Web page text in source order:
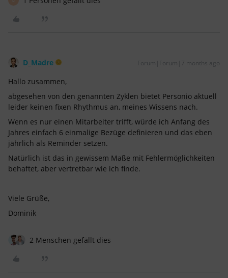
D_Madre Forum|Forum|7 months ago
Hallo zusammen,
abgesehen von den genannten Zyklen bietet Personio aktuell
leider keinen fixen Rhythmus an, meines Wissens nach.
Wenn es nur einen Mitarbeiter trifft, würde ich Anfang des
Jahres einfach 6 einmalige Bezüge definieren und das eben
jährlich als Reminder setzen.
Natürlich ist das in gewissem Maße mit Fehlermöglichkeiten
behaftet, aber vertretbar wie ich finde.
Viele Grüße,
Dominik
2 Menschen gefällt dies